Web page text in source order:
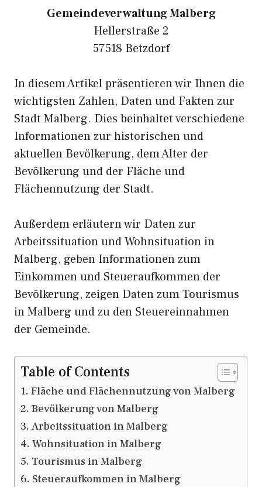
Gemeindeverwaltung Malberg
Hellerstraße 2
57518 Betzdorf
In diesem Artikel präsentieren wir Ihnen die
wichtigsten Zahlen, Daten und Fakten zur
Stadt Malberg. Dies beinhaltet verschiedene
Informationen zur historischen und
aktuellen Bevölkerung, dem Alter der
Bevölkerung und der Fläche und
Flächennutzung der Stadt.
Außerdem erläutern wir Daten zur
Arbeitssituation und Wohnsituation in
Malberg, geben Informationen zum
Einkommen und Steueraufkommen der
Bevölkerung, zeigen Daten zum Tourismus
in Malberg und zu den Steuereinnahmen
der Gemeinde.
Table of Contents
Fläche und Flächennutzung von Malberg
Bevölkerung von Malberg
Arbeitssituation in Malberg
Wohnsituation in Malberg
Tourismus in Malberg
Steueraufkommen in Malberg